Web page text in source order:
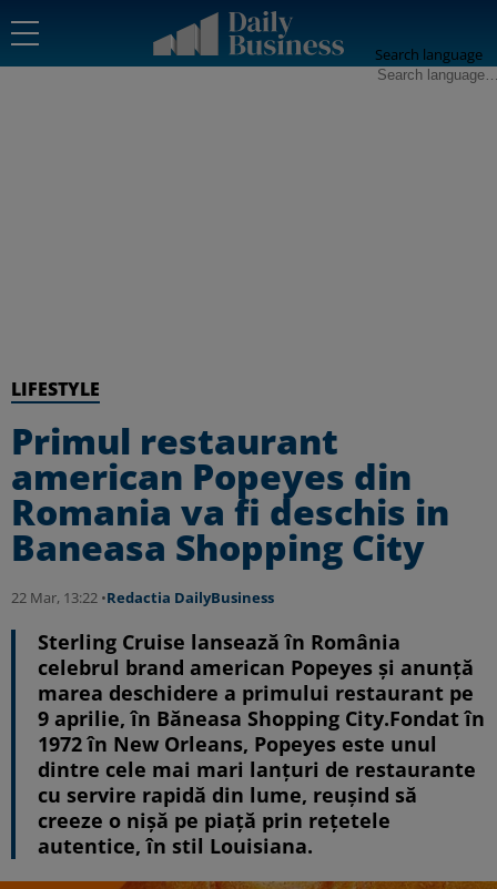
Search language
LIFESTYLE
Primul restaurant
american Popeyes din
Romania va fi deschis in
Baneasa Shopping City
22 Mar, 13:22 •Redactia DailyBusiness
Sterling Cruise lansează în România
celebrul brand american Popeyes și anunță
marea deschidere a primului restaurant pe
9 aprilie, în Băneasa Shopping City.Fondat în
1972 în New Orleans, Popeyes este unul
dintre cele mai mari lanțuri de restaurante
cu servire rapidă din lume, reușind să
creeze o nișă pe piață prin rețetele
autentice, în stil Louisiana.